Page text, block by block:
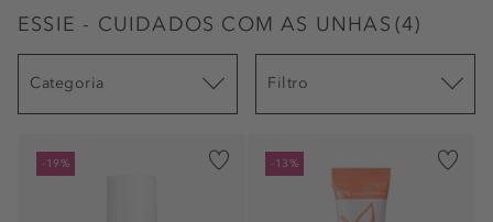
ESSIE - CUIDADOS COM AS UNHAS (4)
Categoria Filtro
-19% -13%